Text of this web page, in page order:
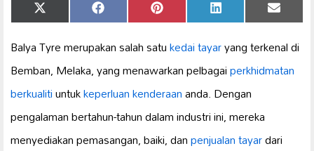
Share
on
X
(Twitter)
Share
on
Facebook Share
on
Pinterest Share
on
LinkedIn Share
on
Email
Balya Tyre merupakan salah satukedai tayaryang terkenal di
Bemban, Melaka, yang menawarkan pelbagaiperkhidmatan
berkualitiuntukkeperluan kenderaananda. Dengan
pengalaman bertahun-tahun dalam industri ini, mereka
menyediakan pemasangan, baiki, danpenjualan tayardari